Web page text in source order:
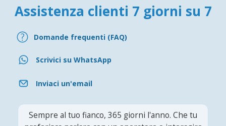
Assistenza clienti 7 giorni su 7
Domande frequenti (FAQ)
Scrivici su WhatsApp
Inviaci un'email
Sempre al tuo fianco, 365 giorni l'anno. Che tu